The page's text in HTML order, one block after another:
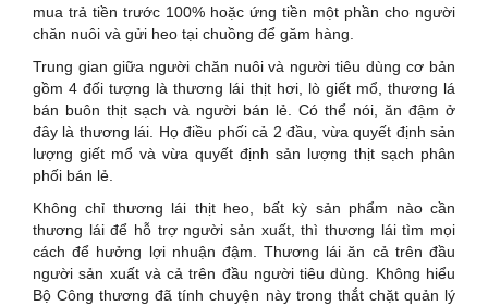
mua trả tiền trước 100% hoặc ứng tiền một phần cho người
chăn nuôi và gửi heo tại chuồng để găm hàng.
Trung gian giữa người chăn nuôi và người tiêu dùng cơ bản
gồm 4 đối tượng là thương lái thịt hơi, lò giết mổ, thương lá
bán buôn thịt sạch và người bán lẻ. Có thể nói, ăn đậm ở
đây là thương lái. Họ điều phối cả 2 đầu, vừa quyết định sản
lượng giết mổ và vừa quyết định sản lượng thịt sạch phân
phối bán lẻ.
Không chỉ thương lái thịt heo, bất kỳ sản phẩm nào cần
thương lái để hỗ trợ người sản xuất, thì thương lái tìm mọi
cách để hưởng lợi nhuận đậm. Thương lái ăn cả trên đầu
người sản xuất và cả trên đầu người tiêu dùng. Không hiểu
Bộ Công thương đã tính chuyện này trong thắt chặt quản lý